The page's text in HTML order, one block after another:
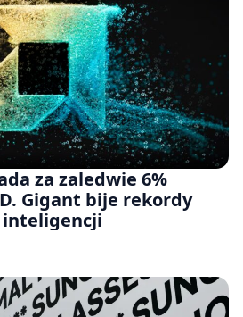
za zaledwie 6%
Gigant bije rekordy
inteligencji